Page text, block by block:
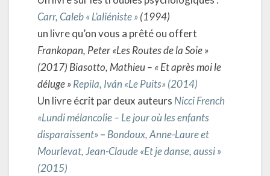
Carr, Caleb « L’aliéniste »(1994)
un livre qu’on vous a prêté ou offert
Frankopan, Peter «Les Routes de la Soie »
(2017) Biasotto, Mathieu – « Et après moi le
déluge »Repila, Iván «Le Puits» (2014)
Un livre écrit par deux auteurs Nicci French
«Lundi mélancolie – Le jour où les enfants
disparaissent»– Bondoux, Anne-Laure et
Mourlevat, Jean-Claude «Et je danse, aussi »
(2015)